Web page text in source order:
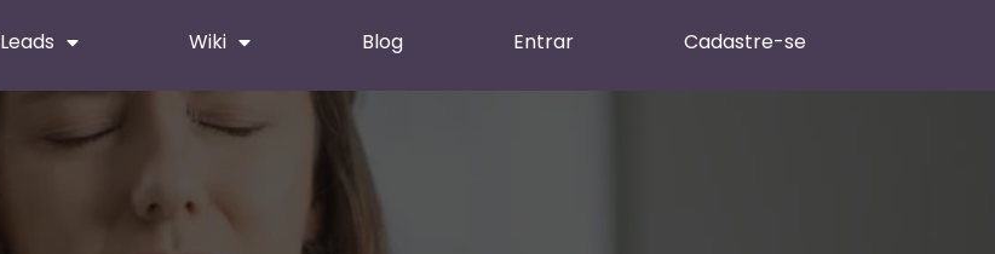
Leads Wiki Blog Entrar Cadastre-se